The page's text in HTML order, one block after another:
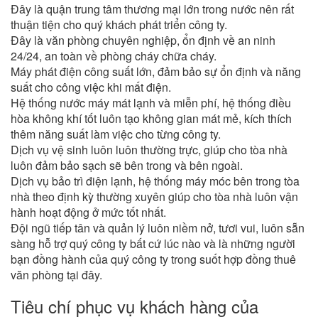
Đây là quận trung tâm thương mại lớn trong nước nên rất
thuận tiện cho quý khách phát triển công ty.
Đây là văn phòng chuyên nghiệp, ổn định về an ninh
24/24, an toàn về phòng cháy chữa cháy.
Máy phát điện công suất lớn, đảm bảo sự ổn định và năng
suất cho công việc khi mất điện.
Hệ thống nước máy mát lạnh và miễn phí, hệ thống điều
hòa không khí tốt luôn tạo không gian mát mẻ, kích thích
thêm năng suất làm việc cho từng công ty.
Dịch vụ vệ sinh luôn luôn thường trực, giúp cho tòa nhà
luôn đảm bảo sạch sẽ bên trong và bên ngoài.
Dịch vụ bảo trì điện lạnh, hệ thống máy móc bên trong tòa
nhà theo định kỳ thường xuyên giúp cho tòa nhà luôn vận
hành hoạt động ở mức tốt nhất.
Đội ngũ tiếp tân và quản lý luôn niềm nở, tươi vui, luôn sẵn
sàng hỗ trợ quý công ty bất cứ lúc nào và là những người
bạn đồng hành của quý công ty trong suốt hợp đồng thuê
văn phòng tại đây.
Tiêu chí phục vụ khách hàng của